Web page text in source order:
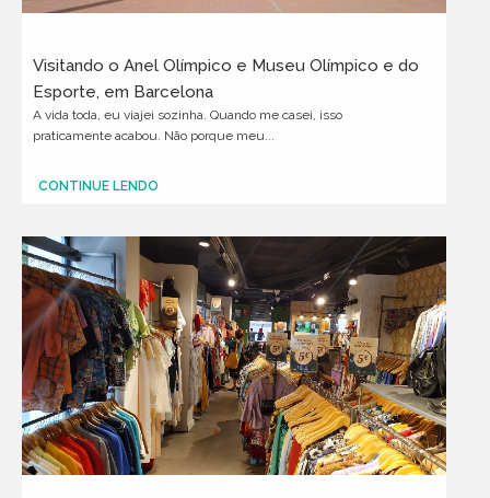
Visitando o Anel Olímpico e Museu Olímpico e do
Esporte, em Barcelona
A vida toda, eu viajei sozinha. Quando me casei, isso
praticamente acabou. Não porque meu...
CONTINUE LENDO